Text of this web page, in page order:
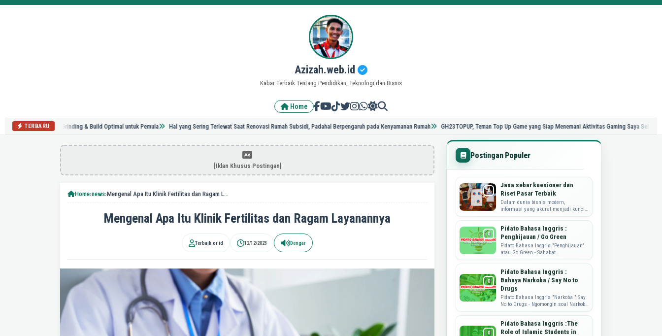
Azizah.web.id
Kabar Terbaik Tentang Pendidikan, Teknologi dan Bisnis
Home
TERBARU
World: Tips Grinding & Build Optimal untuk Pemula Hal yang Sering Terlewat Saat Renovasi Rumah Subsidi, Padahal Berpengaruh pada Kenyamanan Rumah GH23TOPUP, Teman Top Up Game yang Siap Menemani Aktivitas Gaming Saya Selama 24 Jam
[Iklan Khusus Postingan]
Home›news› Mengenal Apa Itu Klinik Fertilitas dan Ragam Layanannya
Mengenal Apa Itu Klinik Fertilitas dan Ragam Layanannya
Terbaik.or.id 12/12/2023 Dengar
Postingan Populer
Jasa sebar kuesioner dan
Riset Pasar Terbaik
Dalam dunia bisnis modern,
informasi yang akurat menjadi kunci
utama dalam merumuskan strategi,
mengembangkan produk, dan
memahami kebutuhan...
Pidato Bahasa Inggris :
Penghijauan / Go Green
Pidato Bahasa Inggris "Penghijauan"
atau Go Green - Sahabat
Dataguru.web.id, pidato yang di share
ini adalah tulisan dari mbak ...
Pidato Bahasa Inggris :
Bahaya Narkoba / Say No to
Drugs
Pidato Bahasa Inggris "Narkoba " Say
No to Drugs - Ngomongin soal Narkoba
nih, memang sungguh
memprihatinkan. Nah, sebagai wujud
...
Pidato Bahasa Inggris :The
Role of Islamic Students in